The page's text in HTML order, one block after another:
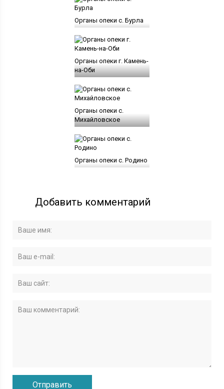
Органы опеки с. Бурла
Органы опеки г. Камень-
на-Оби
Органы опеки с.
Михайловское
Органы опеки с. Родино
Добавить комментарий